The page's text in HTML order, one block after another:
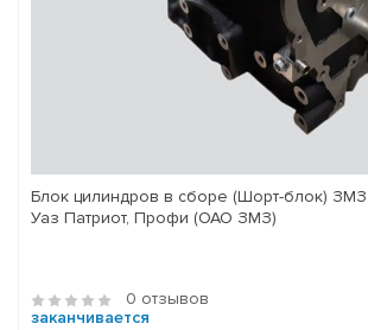
Блок цилиндров в сборе (Шорт-блок) ЗМЗ
Уаз Патриот, Профи (ОАО ЗМЗ)
0 отзывов
заканчивается